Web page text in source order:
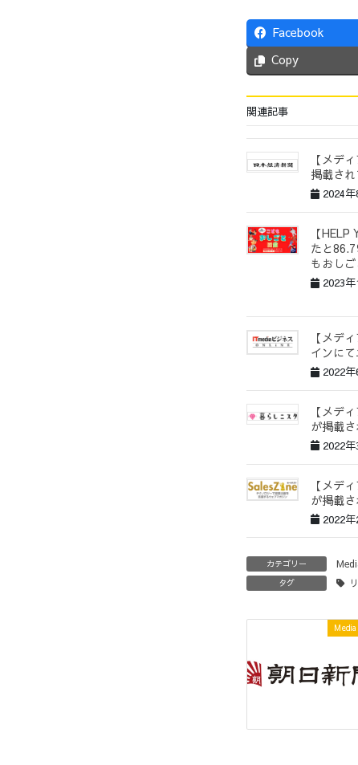
Facebook
Copy
関連記事
【メデ
掲載され
2024年
【
たと
もおし
2023年
【メデ
インに
2022年
【メデ
が掲載さ
2022年
【メデ
が掲載さ
2022年
カテゴリー
タグ
Media